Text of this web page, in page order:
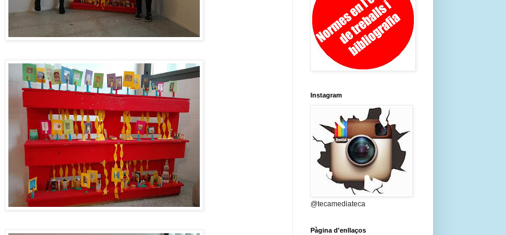
Instagram
@tecamediateca
Pàgina d'enllaços